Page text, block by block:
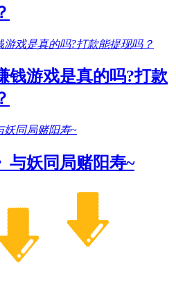
钱游戏是真的吗?打款
与妖同局赌阳寿~